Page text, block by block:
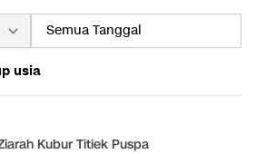
usia
Kubur Titiek Puspa